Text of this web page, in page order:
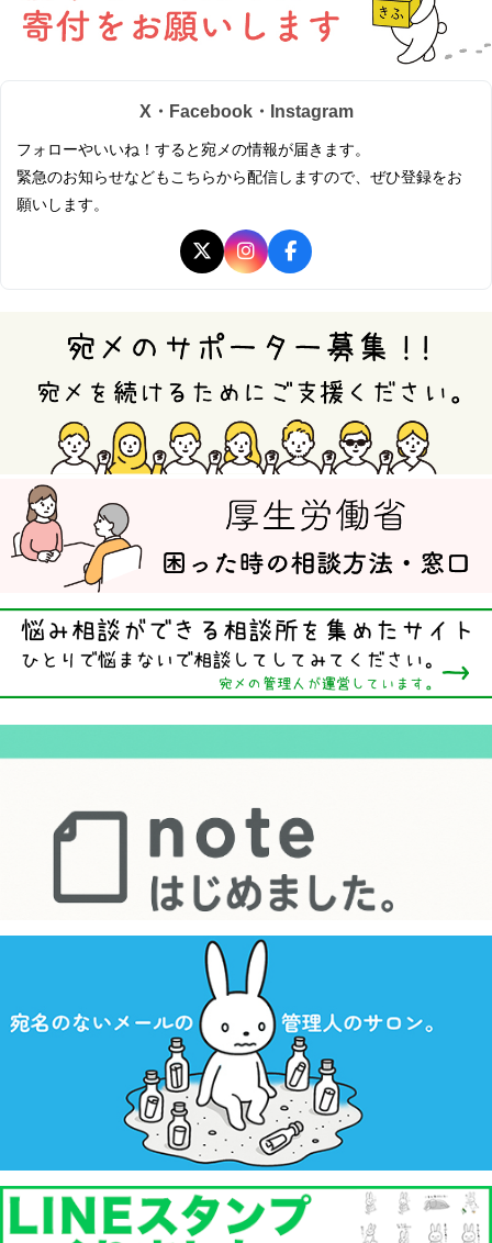
X・Facebook・Instagram
フォローやいいね！すると宛メの情報が届きます。
緊急のお知らせなどもこちらから配信しますので、ぜひ登録をお
願いします。